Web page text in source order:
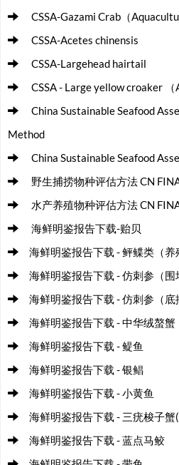
CSSA-Gazami Crab（
CSSA-Acetes chinensis
CSSA-Largehead hairtail
CSSA - Large yellow croaker （
China Sustainable Seafood
Method
China Sustainable Seafood
野生捕捞物种评估方法 CN
水产养殖物种评估方法 CN
海鲜明鉴报告下载-贻贝
海鲜明鉴报告下载 - 鲆鲽类（养
海鲜明鉴报告下载 - 仿刺参（围
海鲜明鉴报告下载 - 仿刺参（底
海鲜明鉴报告下载 - 中华绒螯蟹
海鲜明鉴报告下载 - 鳀鱼
海鲜明鉴报告下载 - 银鲳
海鲜明鉴报告下载 - 小黄鱼
海鲜明鉴报告下载 - 三疣梭子蟹
海鲜明鉴报告下载 - 蓝点马鲛